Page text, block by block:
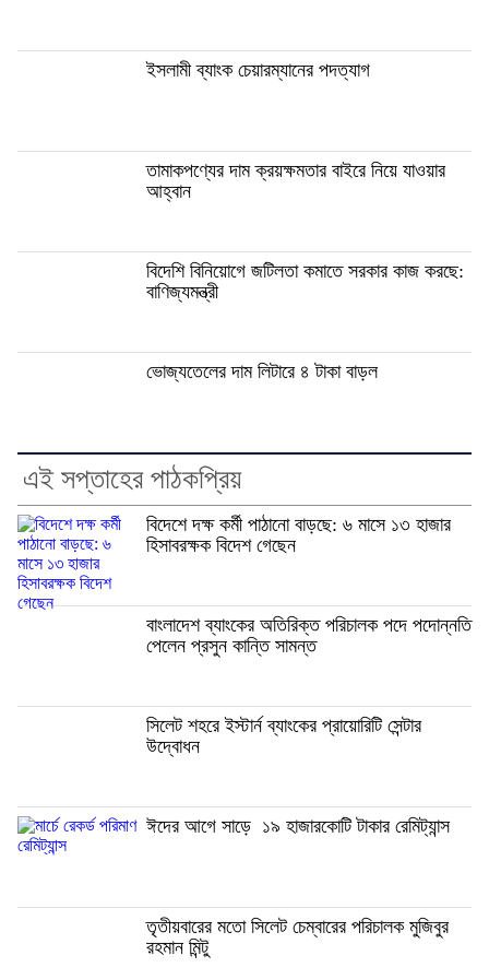
ইসলামী ব্যাংক চেয়ারম্যানের পদত্যাগ
তামাকপণ্যের দাম ক্রয়ক্ষমতার বাইরে নিয়ে যাওয়ার
আহ্বান
বিদেশি বিনিয়োগে জটিলতা কমাতে সরকার কাজ করছে:
বাণিজ্যমন্ত্রী
ভোজ্যতেলের দাম লিটারে ৪ টাকা বাড়ল
এই সপ্তাহের পাঠকপ্রিয়
বিদেশে দক্ষ কর্মী পাঠানো বাড়ছে: ৬ মাসে ১৩ হাজার
হিসাবরক্ষক বিদেশ গেছেন
বাংলাদেশ ব্যাংকের অতিরিক্ত পরিচালক পদে পদোন্নতি
পেলেন প্রসুন কান্তি সামন্ত
সিলেট শহরে ইস্টার্ন ব্যাংকের প্রায়োরিটি সেন্টার
উদ্বোধন
ঈদের আগে সাড়ে ১৯ হাজারকোটি টাকার রেমিট্যান্স
তৃতীয়বারের মতো সিলেট চেম্বারের পরিচালক মুজিবুর
রহমান মিন্টু